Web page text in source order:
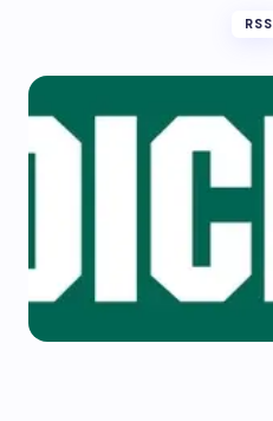
RSS